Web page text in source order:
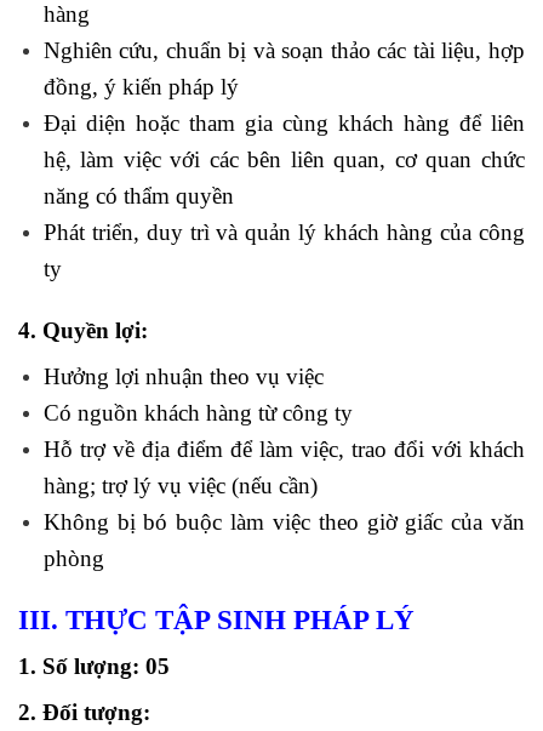
hàng
Nghiên cứu, chuẩn bị và soạn thảo các tài liệu, hợp
đồng, ý kiến pháp lý
Đại diện hoặc tham gia cùng khách hàng để liên
hệ, làm việc với các bên liên quan, cơ quan chức
năng có thẩm quyền
Phát triển, duy trì và quản lý khách hàng của công
ty
4. Quyền lợi:
Hưởng lợi nhuận theo vụ việc
Có nguồn khách hàng từ công ty
Hỗ trợ về địa điểm để làm việc, trao đổi với khách
hàng; trợ lý vụ việc (nếu cần)
Không bị bó buộc làm việc theo giờ giấc của văn
phòng
III. THỰC TẬP SINH PHÁP LÝ
1. Số lượng: 05
2. Đối tượng: